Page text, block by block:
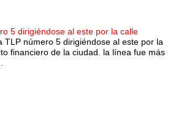
5 dirigiéndose al este por la calle
TLP número 5 dirigiéndose al este por la
financiero de la ciudad. la línea fue más